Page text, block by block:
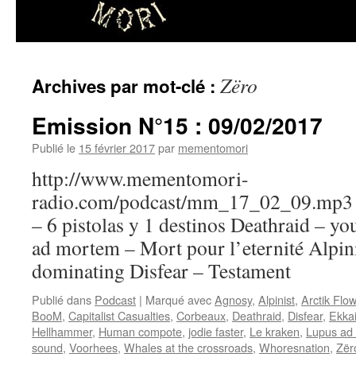
au
contenu
Archives par mot-clé : Zëro
Emission N°15 : 09/02/2017
Publié le 15 février 2017par mementomori
http://www.mementomori-
radio.com/podcast/
– 6 pistolas y 1 destinos Deathraid –
ad mortem – Mort pour l’eternité
dominating Disfear – Testament
Publié dans Podcast | Marqué avecAgnosy, Alpinist, Arctik
BooM, Capitalist Casualties, Corbeaux, Deathraid, Disfear,
Hellhammer, Human compote, jodie faster, Le kraken, Lupus
sound, Voorhees, Whales at the crossroads, Whoresnation,